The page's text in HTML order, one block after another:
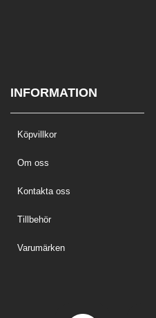
INFORMATION
Köpvillkor
Om oss
Kontakta oss
Tillbehör
Varumärken